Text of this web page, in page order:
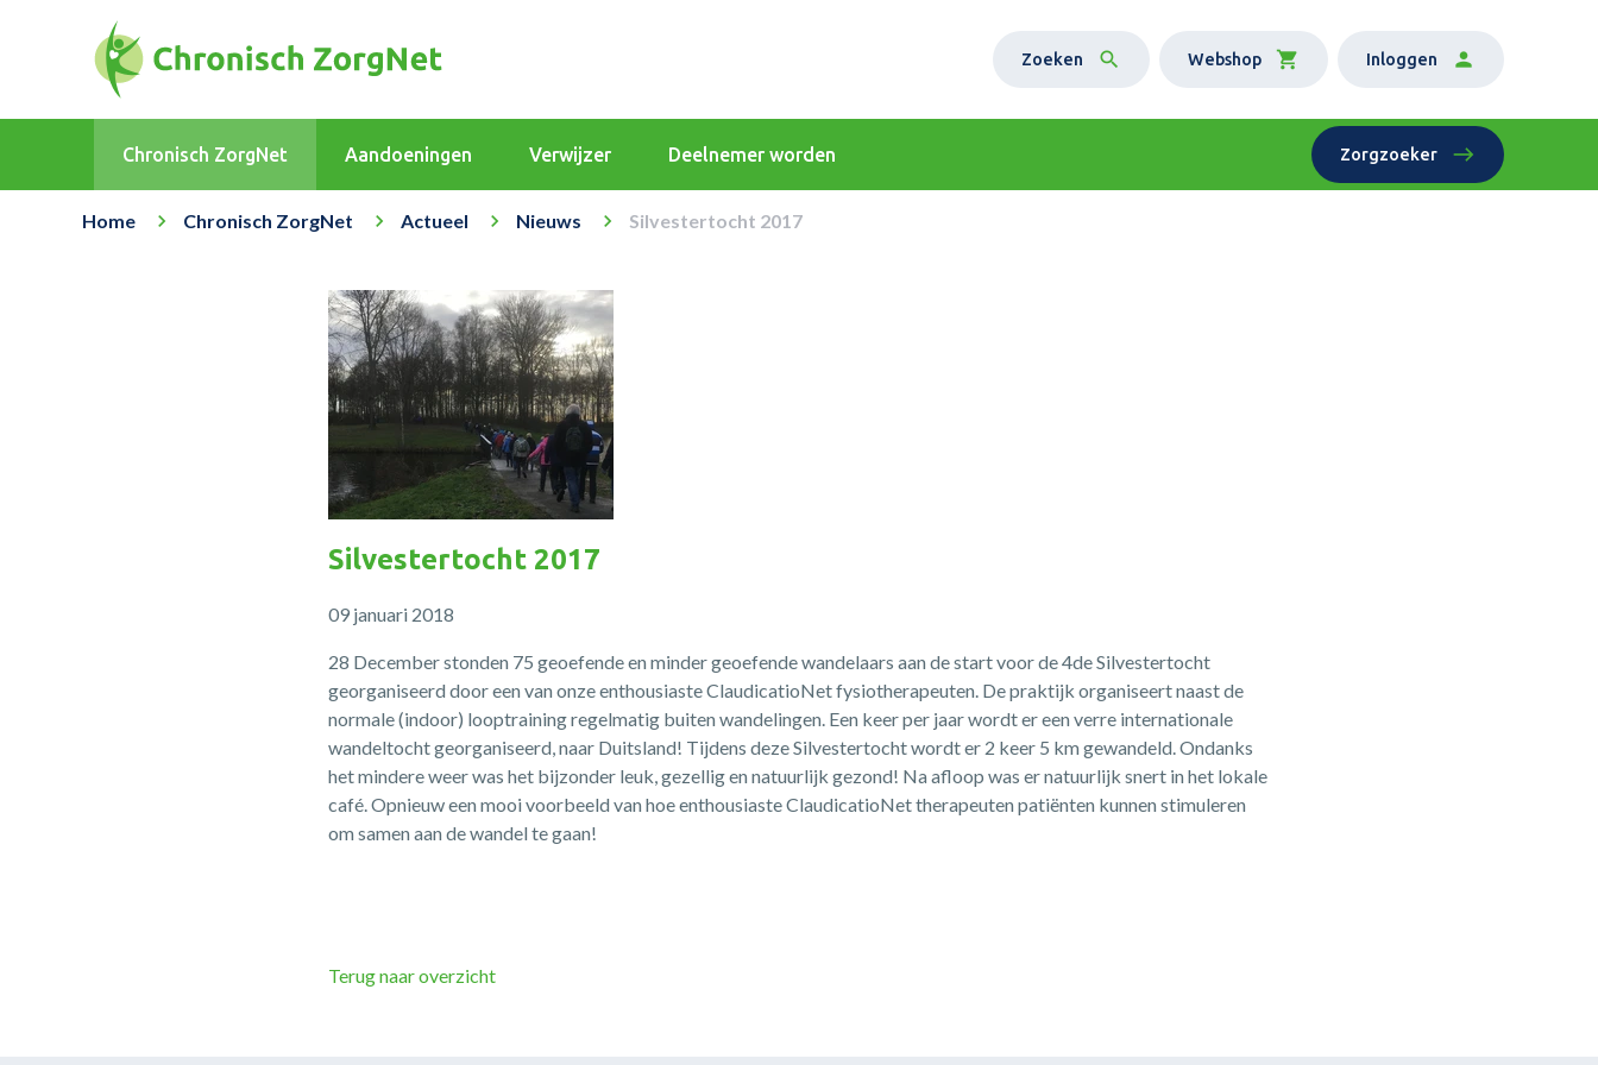
Zoeken Webshop Inloggen
Chronisch ZorgNet Aandoeningen Verwijzer Deelnemer worden Zorgzoeker
Home Chronisch ZorgNet Actueel Nieuws Silvestertocht 2017
Silvestertocht 2017
09 januari 2018
28 December stonden 75 geoefende en minder geoefende wandelaars aan de start voor de 4de Silvestertocht
georganiseerd door een van onze enthousiaste ClaudicatioNet fysiotherapeuten. De praktijk organiseert naast de
normale (indoor) looptraining regelmatig buiten wandelingen. Een keer per jaar wordt er een verre internationale
wandeltocht georganiseerd, naar Duitsland! Tijdens deze Silvestertocht wordt er 2 keer 5 km gewandeld. Ondanks
het mindere weer was het bijzonder leuk, gezellig en natuurlijk gezond! Na afloop was er natuurlijk snert in het lokale
café. Opnieuw een mooi voorbeeld van hoe enthousiaste ClaudicatioNet therapeuten patiënten kunnen stimuleren
om samen aan de wandel te gaan!
Terug naar overzicht